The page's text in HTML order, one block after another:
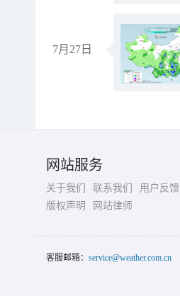
7月27日
网站服务
关于我们 联系我们
用户反馈
版权声明
网站律师
客服邮箱： service@weather.com.cn